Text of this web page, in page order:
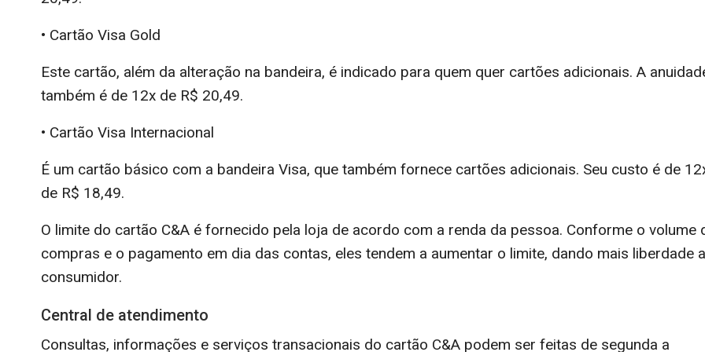
• Cartão Visa Gold
Este cartão, além da alteração na bandeira, é indicado para quem quer cartões adicionais. A
também é de 12x de R$ 20,49.
• Cartão Visa Internacional
É um cartão básico com a bandeira Visa, que também fornece cartões adicionais. Seu custo é de
de R$ 18,49.
O limite do cartão C&A é fornecido pela loja de acordo com a renda da pessoa. Conforme o volume
compras e o pagamento em dia das contas, eles tendem a aumentar o limite, dando mais liberdade
consumidor.
Central de atendimento
Consultas, informações e serviços transacionais do cartão C&A podem ser feitas de segunda a